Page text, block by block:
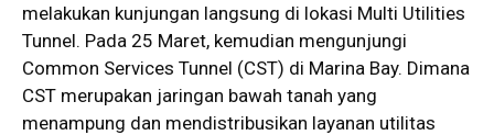
melakukan kunjungan langsung di lokasi Multi Utilities
Tunnel. Pada 25 Maret, kemudian mengunjungi
Common Services Tunnel (CST) di Marina Bay. Dimana
CST merupakan jaringan bawah tanah yang
menampung dan mendistribusikan layanan utilitas